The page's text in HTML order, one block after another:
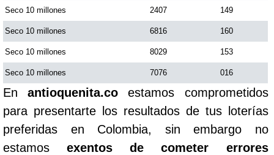
Seco 10 millones 2407 149
Seco 10 millones 6816 160
Seco 10 millones 8029 153
Seco 10 millones 7076 016
Enantioquenita.co estamos comprometidos
para presentarte los resultados de tus loterías
preferidas en Colombia, sin embargo no
estamosexentos de cometer errores